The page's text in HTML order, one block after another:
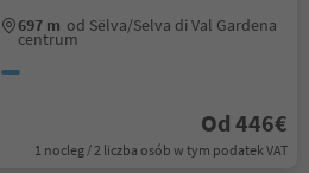
697 m od Sëlva/Selva di Val Gardena
centrum
Od 446€
1 nocleg / 2 liczba osób w tym podatek VAT